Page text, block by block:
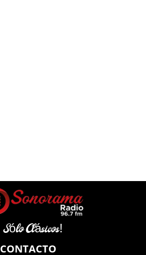
Sólo Clásicos!
CONTACTO